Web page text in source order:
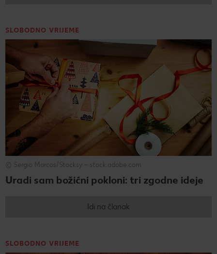
SLOBODNO VRIJEME
© Sergio Marcos/Stocksy – stock.adobe.com
Uradi sam božićni pokloni: tri zgodne ideje
Idi na članak
SLOBODNO VRIJEME